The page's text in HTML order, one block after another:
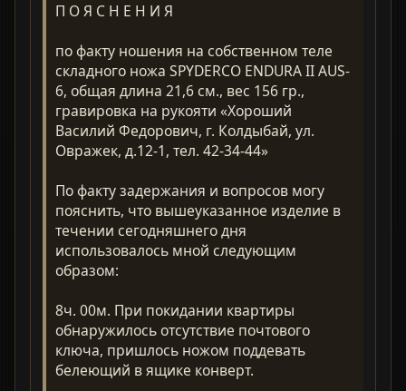
П О Я С Н Е Н И Я
по факту ношения на собственном теле
складного ножа SPYDERCO ENDURA II AUS-
6, общая длина 21,6 см., вес 156 гр.,
гравировка на рукояти «Хороший
Василий Федорович, г. Колдыбай, ул.
Овражек, д.12-1, тел. 42-34-44»
По факту задержания и вопросов могу
пояснить, что вышеуказанное изделие в
течении сегодняшнего дня
использовалось мной следующим
образом:
8ч. 00м. При покидании квартиры
обнаружилось отсутствие почтового
ключа, пришлось ножом поддевать
белеющий в ящике конверт.